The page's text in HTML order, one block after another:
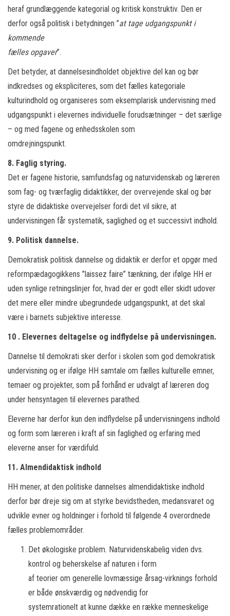
heraf grundlæggende kategorial og kritisk konstruktiv. Den er
derfor også politisk i betydningen ”at tage udgangspunkt i
kommende
fælles opgaver”.
Det betyder, at dannelsesindholdet objektive del kan og bør
indkredses og ekspliciteres, som det fælles kategoriale
kulturindhold og organiseres som eksemplarisk undervisning med
udgangspunkt i elevernes individuelle forudsætninger – det særlige
– og med fagene og enhedsskolen som
omdrejningspunkt.
8. Faglig styring.
Det er fagene historie, samfundsfag og naturvidenskab og læreren
som fag- og tværfaglig didaktikker, der overvejende skal og bør
styre de didaktiske overvejelser fordi det vil sikre, at
undervisningen får systematik, saglighed og et successivt indhold.
9. Politisk dannelse.
Demokratisk politisk dannelse og didaktik er derfor et opgør med
reformpædagogikkens ”laissez faire” tænkning, der ifølge HH er
uden synlige retningslinjer for, hvad der er godt eller skidt udover
det mere eller mindre ubegrundede udgangspunkt, at det skal
være i barnets subjektive interesse.
10 . Elevernes deltagelse og indflydelse på undervisningen.
Dannelse til demokrati sker derfor i skolen som god demokratisk
undervisning og er ifølge HH samtale om fælles kulturelle emner,
temaer og projekter, som på forhånd er udvalgt af læreren dog
under hensyntagen til elevernes parathed.
Eleverne har derfor kun den indflydelse på undervisningens indhold
og form som læreren i kraft af sin faglighed og erfaring med
eleverne anser for værdifuld.
11. Almendidaktisk indhold
HH mener, at den politiske dannelses almendidaktiske indhold
derfor bør dreje sig om at styrke bevidstheden, medansvaret og
udvikle evner og holdninger i forhold til følgende 4 overordnede
fælles problemområder.
Det økologiske problem. Naturvidenskabelig viden dvs.
kontrol og beherskelse af naturen i form
af teorier om generelle lovmæssige årsag-virknings forhold
er både ønskværdig og nødvendig for
systemrationelt at kunne dække en række menneskelige